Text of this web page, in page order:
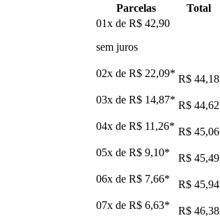
Parcelas
Total
01x de R$ 42,90
sem juros
02x de R$ 22,09* R$ 44,18
03x de R$ 14,87* R$ 44,62
04x de R$ 11,26* R$ 45,06
05x de R$ 9,10*
R$ 45,49
06x de R$ 7,66*
R$ 45,94
07x de R$ 6,63*
R$ 46,38